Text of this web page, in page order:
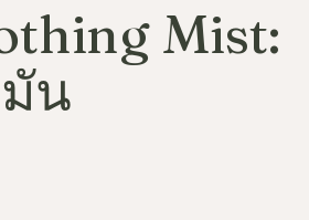
Mist:
น